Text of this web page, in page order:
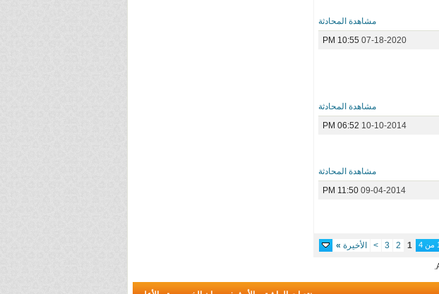
مشاهدة المحادثة
07-18-2020
10:55 PM
مشاهدة المحادثة
10-10-2014
06:52 PM
مشاهدة المحادثة
09-04-2014
11:50 PM
1
2
3
> الأخيرة »
.